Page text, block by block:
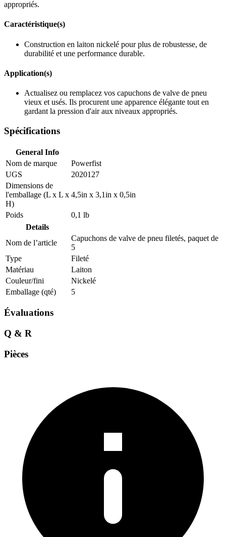
appropriés.
Caractéristique(s)
Construction en laiton nickelé pour plus de robustesse, de
durabilité et une performance durable.
Application(s)
Actualisez ou remplacez vos capuchons de valve de pneu
vieux et usés. Ils procurent une apparence élégante tout en
gardant la pression d'air aux niveaux appropriés.
Spécifications
General Info
Nom de marque
Powerfist
UGS
2020127
Dimensions de
l'emballage (L x L x
H)
4,5in x 3,1in x 0,5in
Poids
0,1 lb
Details
Nom de l’article
Capuchons de valve de pneu filetés, paquet de
5
Type
Fileté
Matériau
Laiton
Couleur/fini
Nickelé
Emballage (qté)
5
Évaluations
Q & R
Pièces